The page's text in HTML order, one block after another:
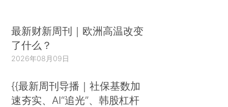
最新财新周刊｜欧洲高温改变
了什么？
2026年08月09日
{{最新周刊导播｜社保基数加
速夯实、AI“追光”、韩股杠杆